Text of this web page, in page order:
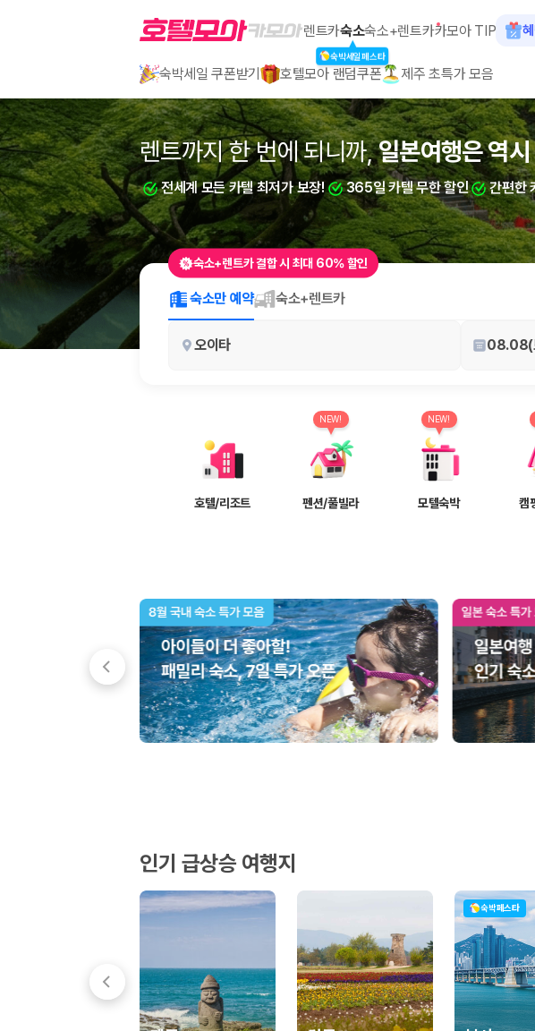
2000만 이용고객이 선택한 제주 렌트카 가격비교 플랫폼
제주렌트카 가격비교는 카모아에서 한 번에
제주도 렌트카는 업체마다 차량 가격, 보험 조건, 면책금, 보상 한도, 인수 장소, 취소 규정이 다릅
일반자차, 완전자차, 슈퍼자차의 면책금과 보상 한도를 비교합니다.
셔틀 이동, 인수 위치, 반납 편의성을 함께 확인합니다.
비교 후 원하는 차량을 바로 예약할 수 있습니다.
제주렌트카 최저가는 차량 기본요금만으로 판단하기 어렵습니다. 보험 포함 여부, 면책금, 보상
2. 보험 조건은 가격만큼 중요합니다
완전자차와 슈퍼자차는 업체별 보장 범위가 다를 수 있습니다. 카모아에서는 제주 렌트카 가격과
3. 제주공항 접근성과 셔틀 조건을 함께 확인하세요
제주 렌트카는 차량 인수 위치와 셔틀 편의성에 따라 실제 이용 만족도가 달라집니다. 공항에서
커플·친구 여행에서 많이 선택되며 가격과 승차감의 균형이 좋은 차종입니다.
가족 여행, 짐이 많은 여행, 장거리 이동에 적합하며 보험 조건과 차량 연식을 함께 비교하는
단체 여행이나 4인 이상 가족 여행에 적합하며 인원수, 짐 공간, 보험 조건을 함께 확인해야
제주렌트카 보험까지 비교해야 진짜 가격비교입니다
동일한 차량이라도 보험 조건에 따라 실제 부담 금액이 달라질 수 있습니다. 카모아는 제주 렌트
렌트카숙소
숙박세일페스타
숙소+렌트카카모아 TIP
숙박세일 쿠폰받기 호텔모아 랜덤쿠폰 제주 초특가 모음
렌트까지 한 번에 되니까,일본여행은 역
전세계 모든 카텔 최저가 보장! 365일 카텔 무한 할인 간편한
렌트까지 한 번에 되니까,부산여행은 역
전세계 모든 카텔 최저가 보장! 365일 카텔 무한 할인 간편한
숙소+렌트카 결합 시 최대 60% 할인
숙소만 예약 숙소+렌트카
오이타 08.08(
호텔/리조트 펜션/풀빌라
NEW!
모텔숙박
NEW!
캠
인기 급상승 여행지
숙박페스타